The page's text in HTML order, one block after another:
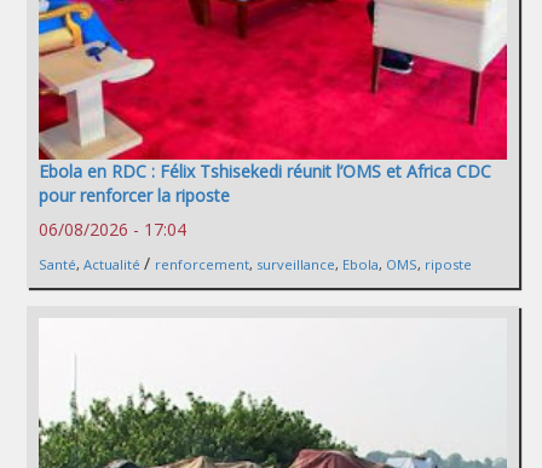
Ebola en RDC : Félix Tshisekedi réunit l’OMS et Africa CDC
pour renforcer la riposte
06/08/2026 - 17:04
Santé, Actualité / renforcement, surveillance, Ebola, OMS, riposte